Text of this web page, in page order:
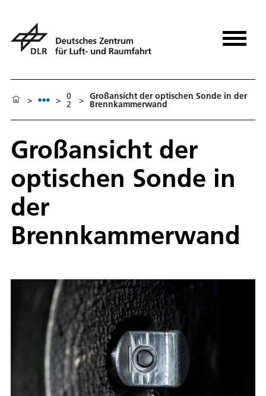
> > 0
2 > Großansicht der optischen Sonde in der
Brennkammerwand
Großansicht der
optischen Sonde in
der
Brennkammerwand